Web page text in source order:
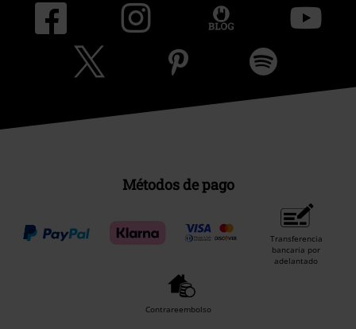
Métodos de pago
Transferencia
bancaria por
adelantado
Contrareembolso